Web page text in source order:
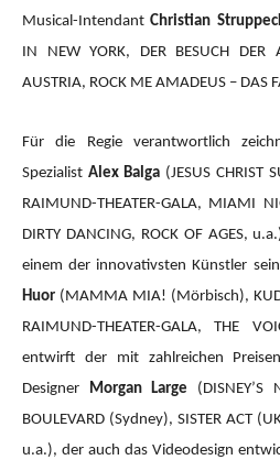
Musical-IntendantChristian
IN NEW YORK, DER BESUCH
AUSTRIA, ROCK ME AMADEUS – DAS
Für die Regie verantwortlich
Spezialist Alex Balga (JESUS CHRIST
RAIMUND-THEATER-GALA, MIAMI
DIRTY DANCING, ROCK OF AGES,
einem der innovativsten Künstler
Huor (MAMMA MIA! (Mörbisch),
RAIMUND-THEATER-GALA, THE
entwirft der mit zahlreichen
Designer Morgan Large (DISNEY’S
BOULEVARD (Sydney), SISTER ACT
u.a.), der auch das Videodesign